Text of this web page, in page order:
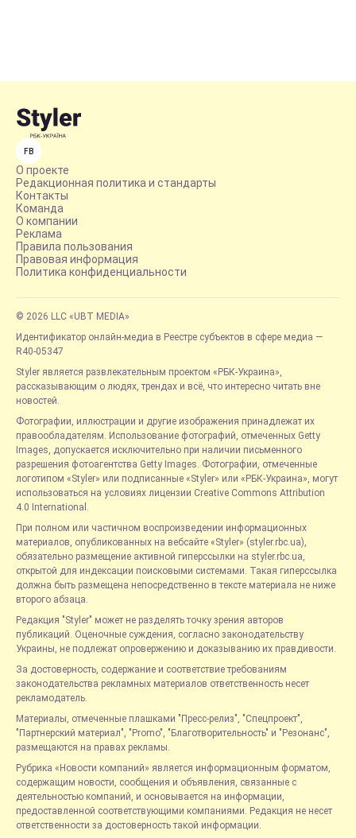
FB
О проекте
Редакционная политика и стандарты
Контакты
Команда
О компании
Реклама
Правила пользования
Правовая информация
Политика конфиденциальности
© 2026 LLC «UBT MEDIA»
Идентификатор онлайн-медиа в Реестре субъектов в сфере медиа —
R40-05347
Styler является развлекательным проектом «РБК-Украина»,
рассказывающим о людях, трендах и всё, что интересно читать вне
новостей.
Фотографии, иллюстрации и другие изображения принадлежат их
правообладателям. Использование фотографий, отмеченных Getty
Images, допускается исключительно при наличии письменного
разрешения фотоагентства Getty Images. Фотографии, отмеченные
логотипом «Styler» или подписанные «Styler» или «РБК-Украина», могут
использоваться на условиях лицензии Creative Commons Attribution
4.0 International.
При полном или частичном воспроизведении информационных
материалов, опубликованных на вебсайте «Styler» (styler.rbc.ua),
обязательно размещение активной гиперссылки на styler.rbc.ua,
открытой для индексации поисковыми системами. Такая гиперссылка
должна быть размещена непосредственно в тексте материала не ниже
второго абзаца.
Редакция "Styler" может не разделять точку зрения авторов
публикаций. Оценочные суждения, согласно законодательству
Украины, не подлежат опровержению и доказыванию их правдивости.
За достоверность, содержание и соответствие требованиям
законодательства рекламных материалов ответственность несет
рекламодатель.
Материалы, отмеченные плашками "Пресс-релиз", "Спецпроект",
"Партнерский материал", "Promo", "Благотворительность" и "Резонанс",
размещаются на правах рекламы.
Рубрика «Новости компаний» является информационным форматом,
содержащим новости, сообщения и объявления, связанные с
деятельностью компаний, и основывается на информации,
предоставленной соответствующими компаниями. Редакция не несет
ответственности за достоверность такой информации.